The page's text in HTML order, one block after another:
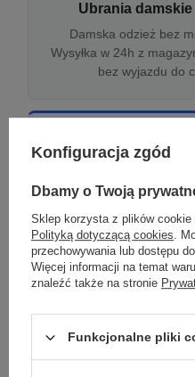
Ubrania
Damska odzież bez
Wysyłka w 24h z
bez wyjazdu do
Odzież
Internetowa hurtownia
Aktualizacja
Damskie
Hurt odzieży damskiej z
sklepu w całej
Konfiguracja zgód
Dbamy o Twoją
Sklep korzysta z plików cookie
Polityką dotyczącą cookies.
przechowywania lub dostępu
Więcej informacji na temat
znaleźć także na stronie
Funkcjonalne pliki